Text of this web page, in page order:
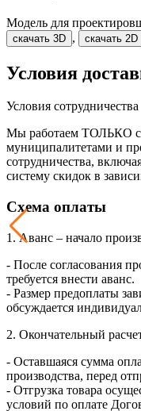
Модель для
скачать 3D , скачать 2D
Условия
Условия сотрудничества
Мы работаем ТОЛЬКО
муниципалитетами и
сотрудничества,
систему скидок в
Схема оплаты
1. Аванс – начало
- После согласования
требуется внести аванс.
- Размер предоплаты
обсуждается
2. Окончательный
- Оставшаяся сумма
производства, перед
- Отгрузка товара
условий по оплате